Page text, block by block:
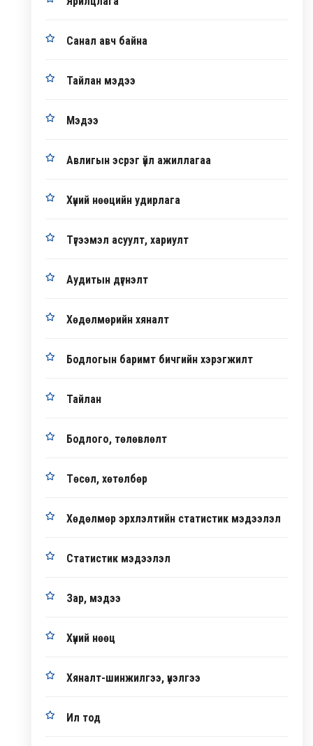
Санал авч байна
Тайлан мэдээ
Мэдээ
Авлигын эсрэг үйл ажиллагаа
Хүний нөөцийн удирлага
Түгээмэл асуулт, хариулт
Аудитын дүгнэлт
Хөдөлмөрийн хяналт
Бодлогын баримт бичгийн хэрэгжилт
Тайлан
Бодлого, төлөвлөлт
Төсөл, хөтөлбөр
Хөдөлмөр эрхлэлтийн статистик мэдээлэл
Статистик мэдээлэл
Зар, мэдээ
Хүний нөөц
Хяналт-шинжилгээ, үнэлгээ
Ил тод